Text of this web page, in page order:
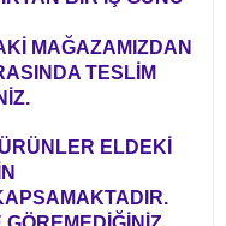
MAĞAZAMIZDAN
TESLİM
ELDEKİ